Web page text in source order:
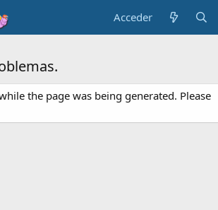
Acceder
the page was being generated. Please